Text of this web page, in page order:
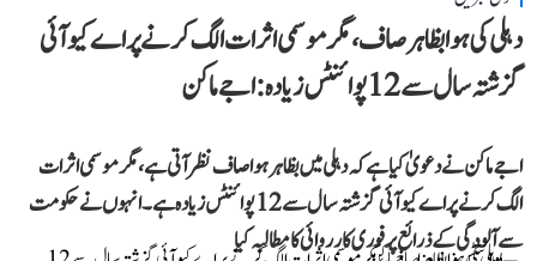
دہلی کی ہوا بظاہر صاف، مگر موسمی اثرات الگ کرنے پر اے کیو آئی
گزشتہ سال سے 12 پوائنٹس زیادہ: اجے ماکن
اجے ماکن نے دعویٰ کیا ہے کہ دہلی میں بظاہر ہوا صاف نظر آتی ہے، مگر موسمی اثرات
الگ کرنے پر اے کیو آئی گزشتہ سال سے 12 پوائنٹس زیادہ ہے۔ انہوں نے حکومت
سے آلودگی کے ذرائع پر فوری کارروائی کا مطالبہ کیا